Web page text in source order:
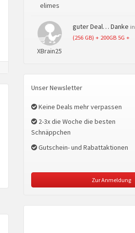
elimes
XBrain25
guter Deal… Danke in
(256 GB) + 200GB 5G +
Unser Newsletter
Keine Deals mehr verpassen
2-3x die Woche die besten
Schnäppchen
Gutschein- und Rabattaktionen
Zur Anmeldung